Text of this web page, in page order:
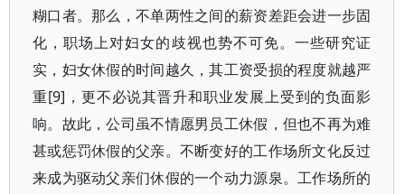
糊口者。那么，不单两性之间的薪资差距会进一步固
化，职场上对妇女的歧视也势不可免。一些研究证
实，妇女休假的时间越久，其工资受损的程度就越严
重[9]，更不必说其晋升和职业发展上受到的负面影
响。故此，公司虽不情愿男员工休假，但也不再为难
甚或惩罚休假的父亲。不断变好的工作场所文化反过
来成为驱动父亲们休假的一个动力源泉。工作场所的